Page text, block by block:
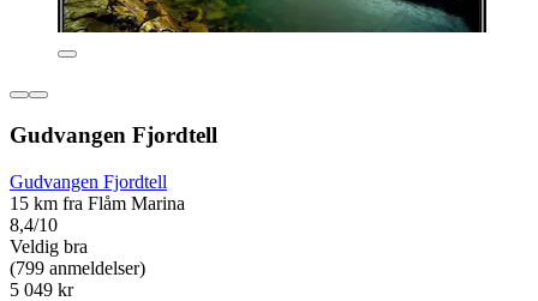
Gudvangen Fjordtell
Gudvangen Fjordtell
15 km fra Flåm Marina
8,4/10
Veldig bra
(799 anmeldelser)
5 049 kr